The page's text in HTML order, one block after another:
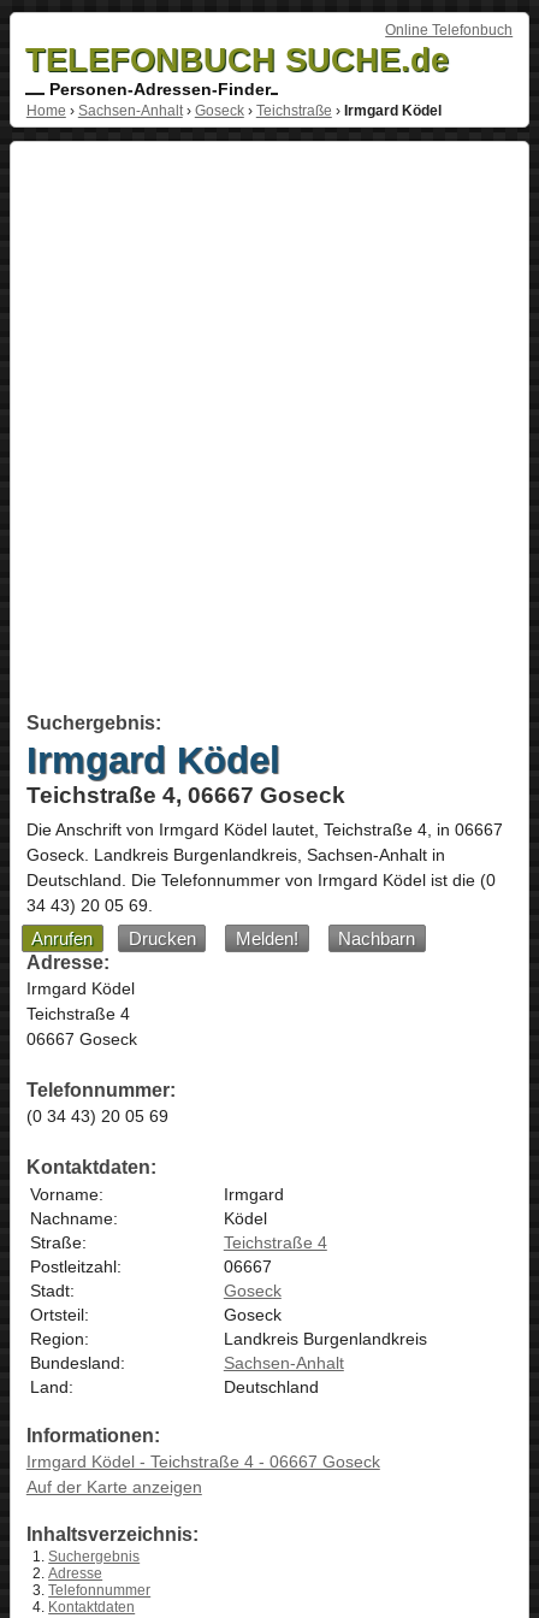
Online Telefonbuch
TELEFONBUCH SUCHE.de
Personen-Adressen-Finder
Home › Sachsen-Anhalt› Goseck› Teichstraße › Irmgard Ködel
Suchergebnis:
Irmgard Ködel
Teichstraße 4, 06667 Goseck
Die Anschrift von Irmgard Ködellautet, Teichstraße 4, in 06667
Goseck. Landkreis Burgenlandkreis, Sachsen-Anhaltin
Deutschland. Die Telefonnummer von Irmgard Ködel ist die (0
34 43) 20 05 69.
Anrufen Drucken Melden!
Nachbarn
Adresse:
Irmgard Ködel
Teichstraße 4
06667 Goseck
Telefonnummer:
(0 34 43) 20 05 69
Kontaktdaten:
Vorname:
Irmgard
Nachname:
Ködel
Straße:
Teichstraße 4
Postleitzahl:
06667
Stadt:
Goseck
Ortsteil:
Goseck
Region:
Landkreis Burgenlandkreis
Bundesland:
Sachsen-Anhalt
Land:
Deutschland
Informationen:
Irmgard Ködel - Teichstraße 4 - 06667 Goseck
Auf der Karte anzeigen
Inhaltsverzeichnis:
Suchergebnis
Adresse
Telefonnummer
Kontaktdaten